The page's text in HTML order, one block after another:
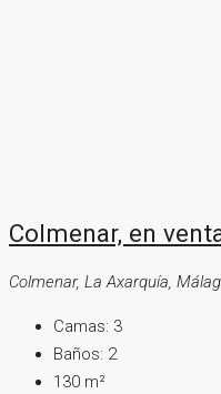
Colmenar, en
Colmenar, La Axarquía,
Camas: 3
Baños: 2
130 m²